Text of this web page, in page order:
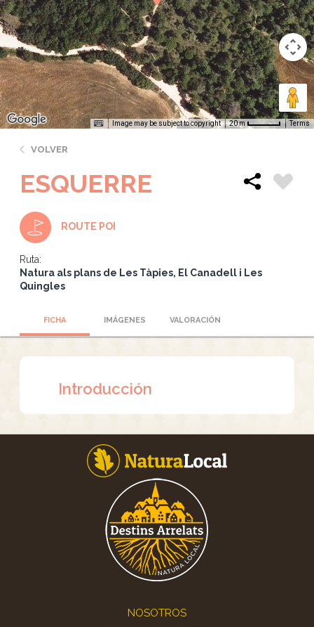
Image may be subject to copyright 20 m Terms
VOLVER
ESQUERRE
ROUTE POI
Ruta:
Natura als plans de Les Tàpies, El Canadell i Les
Quingles
FICHA IMÁGENES VALORACIÓN
Introducción
NOSOTROS